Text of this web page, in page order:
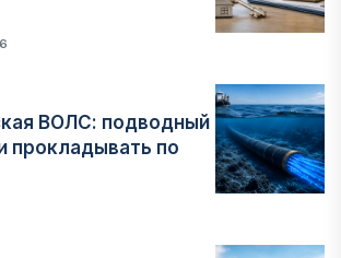
ВОЛС: подводный
прокладывать по